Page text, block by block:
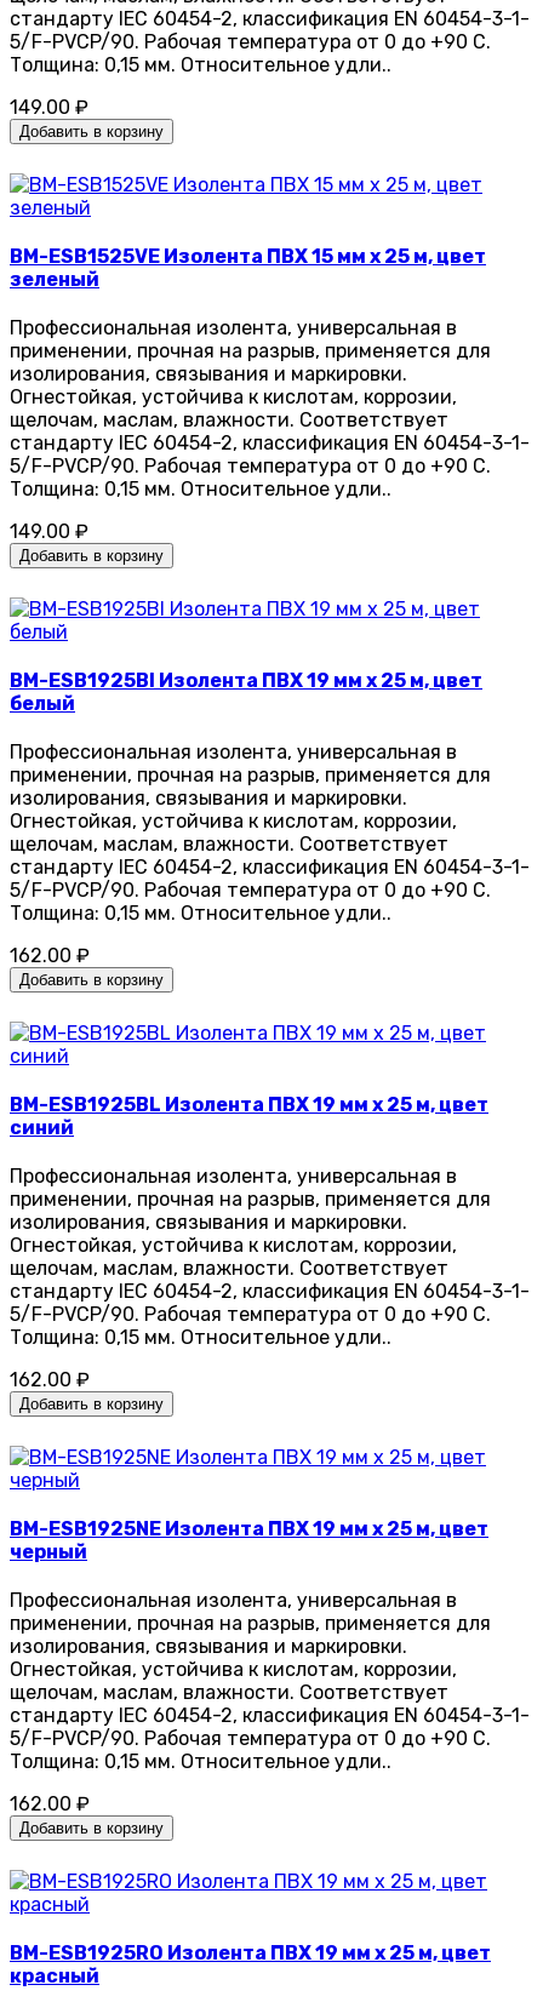
стандарту IEC 60454-2, классификация EN 60454-3-1-
5/F-PVCP/90. Рабочая температура от 0 до +90 С.
Толщина: 0,15 мм. Относительное удли..
149.00 ₽
Добавить в корзину
BM-ESB1525VE Изолента ПВХ 15 мм x 25 м, цвет
зеленый
Профессиональная изолента, универсальная в
применении, прочная на разрыв, применяется для
изолирования, связывания и маркировки.
Огнестойкая, устойчива к кислотам, коррозии,
щелочам, маслам, влажности. Соответствует
стандарту IEC 60454-2, классификация EN 60454-3-1-
5/F-PVCP/90. Рабочая температура от 0 до +90 С.
Толщина: 0,15 мм. Относительное удли..
149.00 ₽
Добавить в корзину
BM-ESB1925BI Изолента ПВХ 19 мм x 25 м, цвет
белый
Профессиональная изолента, универсальная в
применении, прочная на разрыв, применяется для
изолирования, связывания и маркировки.
Огнестойкая, устойчива к кислотам, коррозии,
щелочам, маслам, влажности. Соответствует
стандарту IEC 60454-2, классификация EN 60454-3-1-
5/F-PVCP/90. Рабочая температура от 0 до +90 С.
Толщина: 0,15 мм. Относительное удли..
162.00 ₽
Добавить в корзину
BM-ESB1925BL Изолента ПВХ 19 мм x 25 м, цвет
синий
Профессиональная изолента, универсальная в
применении, прочная на разрыв, применяется для
изолирования, связывания и маркировки.
Огнестойкая, устойчива к кислотам, коррозии,
щелочам, маслам, влажности. Соответствует
стандарту IEC 60454-2, классификация EN 60454-3-1-
5/F-PVCP/90. Рабочая температура от 0 до +90 С.
Толщина: 0,15 мм. Относительное удли..
162.00 ₽
Добавить в корзину
BM-ESB1925NE Изолента ПВХ 19 мм x 25 м, цвет
черный
Профессиональная изолента, универсальная в
применении, прочная на разрыв, применяется для
изолирования, связывания и маркировки.
Огнестойкая, устойчива к кислотам, коррозии,
щелочам, маслам, влажности. Соответствует
стандарту IEC 60454-2, классификация EN 60454-3-1-
5/F-PVCP/90. Рабочая температура от 0 до +90 С.
Толщина: 0,15 мм. Относительное удли..
162.00 ₽
Добавить в корзину
BM-ESB1925RO Изолента ПВХ 19 мм x 25 м, цвет
красный